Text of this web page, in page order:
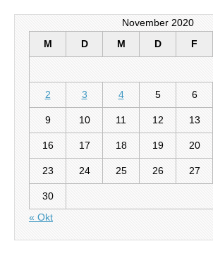
November 2020
M
D M D F
2 3 4 5 6
9 10 11 12 13
16 17 18 19 20
23 24 25 26 27
30
« Okt